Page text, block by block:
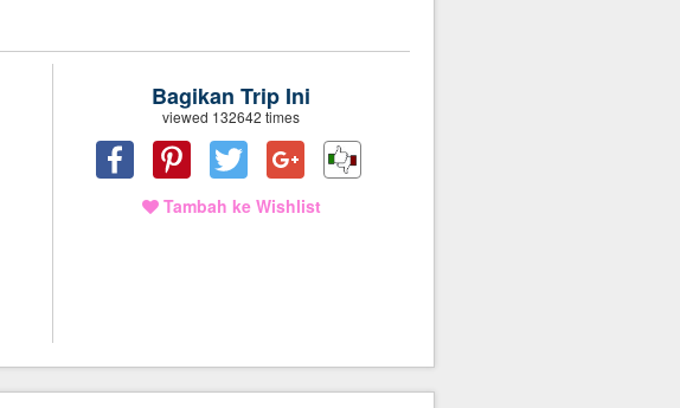
Bagikan Trip Ini
viewed 132642 times
Tambah ke Wishlist